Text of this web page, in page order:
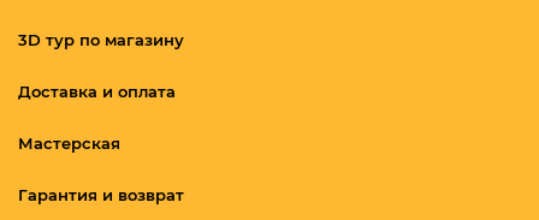
3D тур по магазину
Доставка и оплата
Мастерская
Гарантия и возврат